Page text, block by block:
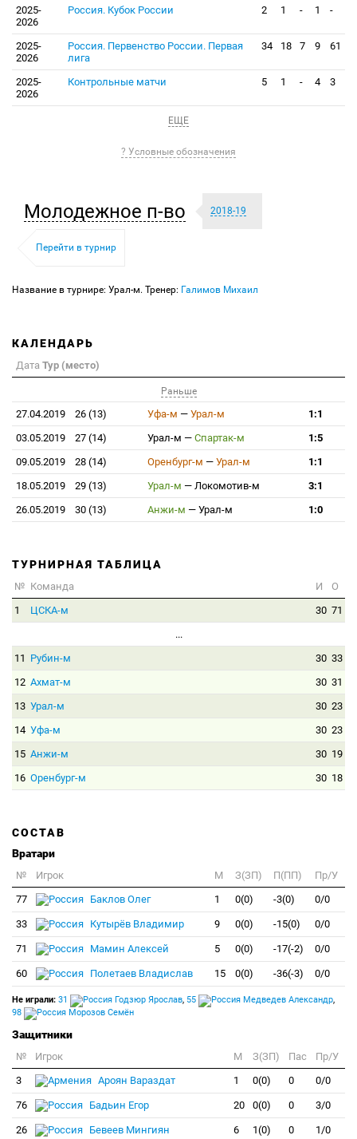
2025-
2026
Россия. Кубок России 2 1 - 1 -
2025-
2026
Россия. Первенство России. Первая
лига
34 18 7 9 61
2025-
2026
Контрольные матчи 5 1 - 4 3
ЕЩЕ
? Условные обозначения
Молодежное п-во 2018-19
Перейти в турнир
Название в турнире: Урал-м. Тренер: Галимов Михаил
КАЛЕНДАРЬ
Дата Тур (место)
Раньше
27.04.2019 26 (13) Уфа-м — Урал-м
1:1
03.05.2019
27 (14) Урал-м — Спартак-м
1:5
09.05.2019
28 (14) Оренбург-м — Урал-м
1:1
18.05.2019
29 (13) Урал-м — Локомотив-м
3:1
26.05.2019
30 (13) Анжи-м — Урал-м 1:0
ТУРНИРНАЯ ТАБЛИЦА
№ Команда И
О
1
ЦСКА-м 30 71
...
11 Рубин-м 30 33
12 Ахмат-м 30 31
13 Урал-м 30 23
14 Уфа-м 30 23
15 Анжи-м 30 19
16 Оренбург-м 30 18
СОСТАВ
Вратари
№ Игрок M З(ЗП) П(ПП)
Пр/У
77
Баклов Олег 1 0(0) -3(0) 0/0
33 Кутырёв Владимир 9 0(0) -15(0) 0/0
71 Мамин Алексей 5 0(0) -17(-2) 0/0
60 Полетаев Владислав 15 0(0) -36(-3) 0/0
Не играли: 31 Годзюр Ярослав, 55 Медведев Александр,
98
Морозов Семён
Защитники
№ Игрок M З(ЗП) Пас
Пр/У
3
Ароян Вараздат 1 0(0) 0 0/0
76 Бадьин Егор 20 0(0) 0 3/0
26 Бевеев Мингиян 6 1(0) 0 1/0